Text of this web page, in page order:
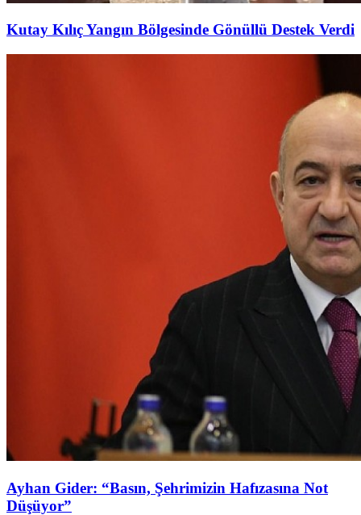
Kutay Kılıç Yangın Bölgesinde Gönüllü Destek Verdi
Ayhan Gider: “Basın, Şehrimizin Hafızasına Not
Düşüyor”